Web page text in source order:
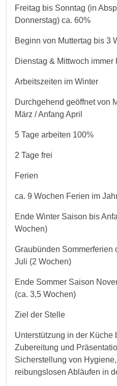
Freitag bis Sonntag (in
Donnerstag) ca. 60%
Beginn von Muttertag bis 3
Dienstag & Mittwoch immer
Arbeitszeiten im Winter
Durchgehend geöffnet von
März / Anfang April
5 Tage arbeiten 100%
2 Tage frei
Ferien
ca. 9 Wochen Ferien im
Ende Winter Saison bis
Wochen)
Graubünden Sommerferien
Juli (2 Wochen)
Ende Sommer Saison
(ca. 3,5 Wochen)
Ziel der Stelle
Unterstützung in der Küche
Zubereitung und
Sicherstellung von
reibungslosen Abläufen in